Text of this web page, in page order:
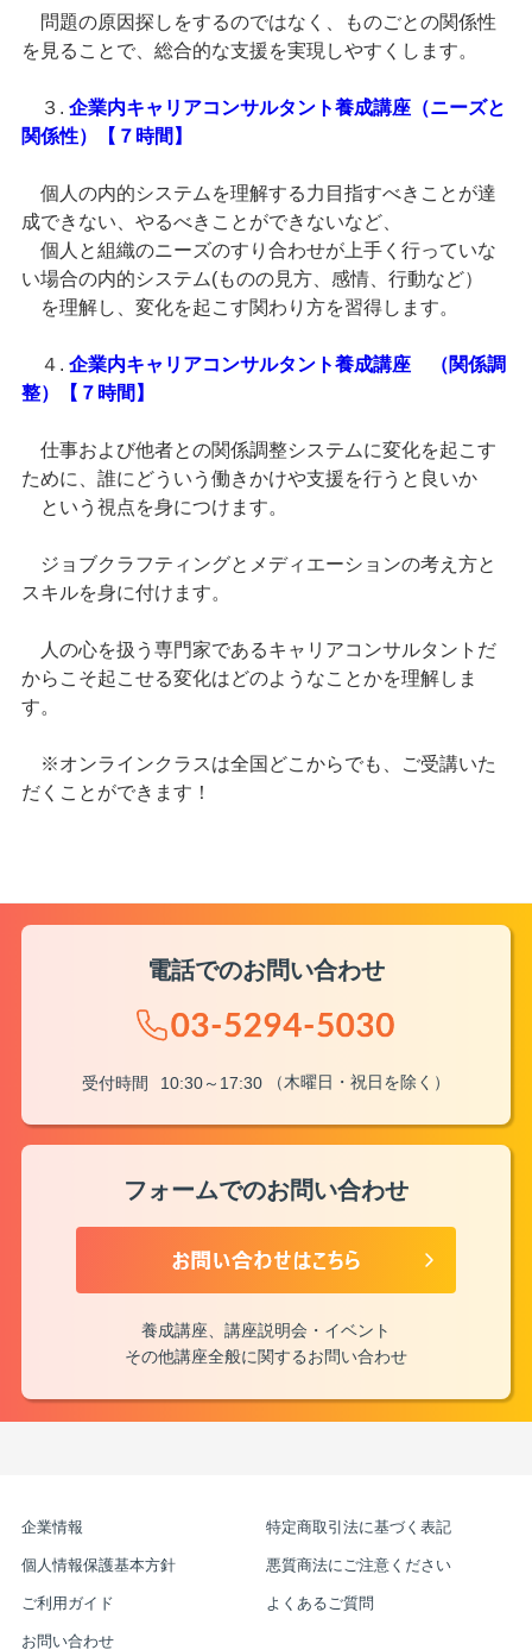
問題の原因探しをするのではなく、ものごとの関係性
を見ることで、総合的な支援を実現しやすくします。
３. 企業内キャリアコンサルタント養成講座（ニーズと
関係性）【７時間】
個人の内的システムを理解する力目指すべきことが達
成できない、やるべきことができないなど、
個人と組織のニーズのすり合わせが上手く行っていな
い場合の内的システム(ものの見方、感情、行動など）
を理解し、変化を起こす関わり方を習得します。
４. 企業内キャリアコンサルタント養成講座 （関係調
整）【７時間】
仕事および他者との関係調整システムに変化を起こす
ために、誰にどういう働きかけや支援を行うと良いか
という視点を身につけます。
ジョブクラフティングとメディエーションの考え方と
スキルを身に付けます。
人の心を扱う専門家であるキャリアコンサルタントだ
からこそ起こせる変化はどのようなことかを理解しま
す。
※オンラインクラスは全国どこからでも、ご受講いた
だくことができます！
電話でのお問い合わせ
受付時間 10:30～17:30 （木曜日・祝日を除く）
フォームでのお問い合わせ
養成講座、講座説明会・イベント
その他講座全般に関するお問い合わせ
企業情報 特定商取引法に基づく表記
個人情報保護基本方針 悪質商法にご注意ください
ご利用ガイド よくあるご質問
お問い合わせ